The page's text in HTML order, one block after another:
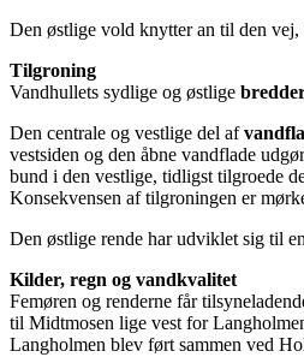
Den østlige vold knytter an til den
Tilgroning
Vandhullets sydlige og østlige
Den centrale og vestlige del af
vestsiden og den åbne vandflade
bund i den vestlige, tidligst tilgroede
Konsekvensen af tilgroningen er
Den østlige rende har udviklet sig til
Kilder, regn og vandkvalitet
Femøren og renderne får
til Midtmosen lige vest for
Langholmen blev ført sammen ved